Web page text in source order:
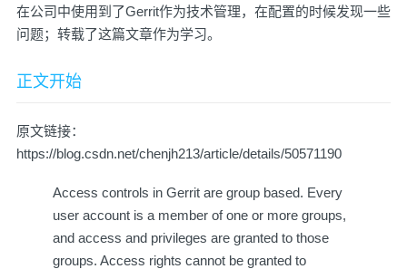
在公司中使用到了Gerrit作为技术管理，在配置的时候发现一些
问题；转载了这篇文章作为学习。
正文开始
原文链接：
https://blog.csdn.net/chenjh213/article/details/50571190
Access controls in Gerrit are group based. Every
user account is a member of one or more groups,
and access and privileges are granted to those
groups. Access rights cannot be granted to